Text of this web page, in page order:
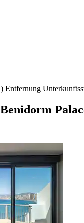
Entfernung